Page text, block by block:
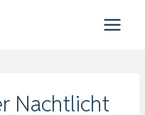
Nachtlicht